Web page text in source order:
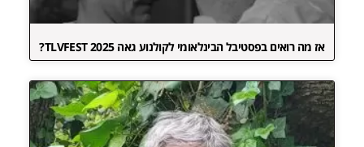
אז מה רואים בפסטיבל הבינלאומי לקולנוע גאה TLVFEST 2025?